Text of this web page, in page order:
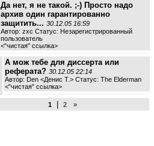
Да нет, я не такой. ;-) Просто надо
архив один гарантированно
защитить... 30.12.05 16:59
Автор: zxc Статус: Незарегистрированный
пользователь
<"чистая" ссылка>
А мож тебе для диссерта или
реферата? 30.12.05 22:14
Автор: Den <Денис Т.> Статус: The Elderman
<"чистая" ссылка>
1| 2 »